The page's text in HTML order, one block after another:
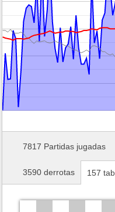
7817 Partidas jugadas
3590 derrotas 157